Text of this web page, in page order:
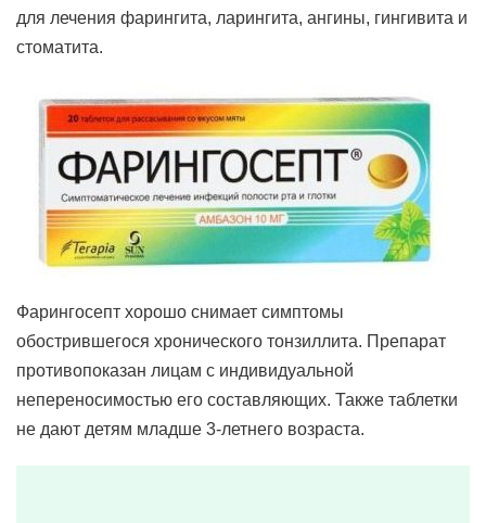
для лечения фарингита, ларингита, ангины, гингивита и
стоматита.
Фарингосепт хорошо снимает симптомы
обострившегося хронического тонзиллита. Препарат
противопоказан лицам с индивидуальной
непереносимостью его составляющих. Также таблетки
не дают детям младше 3-летнего возраста.